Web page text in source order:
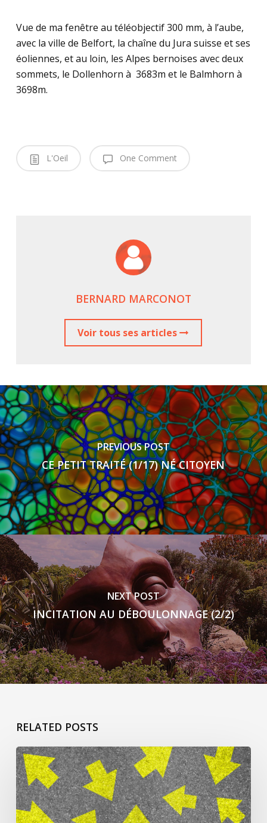
Vue de ma fenêtre au téléobjectif 300 mm, à l’aube,
avec la ville de Belfort, la chaîne du Jura suisse et ses
éoliennes, et au loin, les Alpes bernoises avec deux
sommets, le Dollenhorn à 3683m et le Balmhorn à
3698m.
L'Oeil One Comment
BERNARD MARCONOT
Voir tous ses articles
PREVIOUS POST
CE PETIT TRAITÉ (1/17) NÉ CITOYEN
NEXT POST
INCITATION AU DÉBOULONNAGE (2/2)
RELATED POSTS
Pour
commencer
à
peindre…